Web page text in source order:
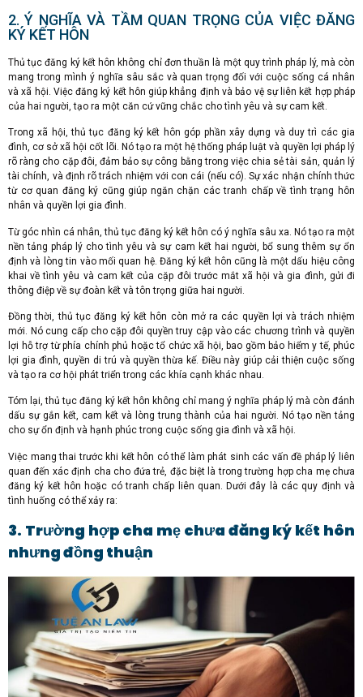
2. Ý NGHĨA VÀ TẦM QUAN TRỌNG CỦA VIỆC ĐĂNG
KÝ KẾT HÔN
Thủ tục đăng ký kết hôn không chỉ đơn thuần là một quy trình pháp lý, mà còn
mang trong mình ý nghĩa sâu sắc và quan trọng đối với cuộc sống cá nhân
và xã hội. Việc đăng ký kết hôn giúp khẳng định và bảo vệ sự liên kết hợp pháp
của hai người, tạo ra một căn cứ vững chắc cho tình yêu và sự cam kết.
Trong xã hội, thủ tục đăng ký kết hôn góp phần xây dựng và duy trì các gia
đình, cơ sở xã hội cốt lõi. Nó tạo ra một hệ thống pháp luật và quyền lợi pháp lý
rõ ràng cho cặp đôi, đảm bảo sự công bằng trong việc chia sẻ tài sản, quản lý
tài chính, và định rõ trách nhiệm với con cái (nếu có). Sự xác nhận chính thức
từ cơ quan đăng ký cũng giúp ngăn chặn các tranh chấp về tình trạng hôn
nhân và quyền lợi gia đình.
Từ góc nhìn cá nhân, thủ tục đăng ký kết hôn có ý nghĩa sâu xa. Nó tạo ra một
nền tảng pháp lý cho tình yêu và sự cam kết hai người, bổ sung thêm sự ổn
định và lòng tin vào mối quan hệ. Đăng ký kết hôn cũng là một dấu hiệu công
khai về tình yêu và cam kết của cặp đôi trước mắt xã hội và gia đình, gửi đi
thông điệp về sự đoàn kết và tôn trọng giữa hai người.
Đồng thời, thủ tục đăng ký kết hôn còn mở ra các quyền lợi và trách nhiệm
mới. Nó cung cấp cho cặp đôi quyền truy cập vào các chương trình và quyền
lợi hỗ trợ từ phía chính phủ hoặc tổ chức xã hội, bao gồm bảo hiểm y tế, phúc
lợi gia đình, quyền di trú và quyền thừa kế. Điều này giúp cải thiện cuộc sống
và tạo ra cơ hội phát triển trong các khía cạnh khác nhau.
Tóm lại, thủ tục đăng ký kết hôn không chỉ mang ý nghĩa pháp lý mà còn đánh
dấu sự gắn kết, cam kết và lòng trung thành của hai người. Nó tạo nền tảng
cho sự ổn định và hạnh phúc trong cuộc sống gia đình và xã hội.
Việc mang thai trước khi kết hôn có thể làm phát sinh các vấn đề pháp lý liên
quan đến xác định cha cho đứa trẻ, đặc biệt là trong trường hợp cha mẹ chưa
đăng ký kết hôn hoặc có tranh chấp liên quan. Dưới đây là các quy định và
tình huống có thể xảy ra:
3. Trường hợp cha mẹ chưa đăng ký kết hôn
nhưng đồng thuận